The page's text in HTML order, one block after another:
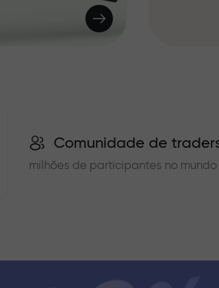
Comunidade de
milhões de participantes no